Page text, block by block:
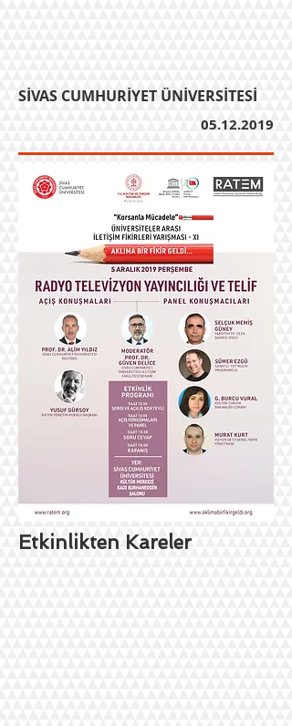
SİVAS CUMHURİYET ÜNİVERSİTESİ
05.12.2019
Etkinlikten Kareler